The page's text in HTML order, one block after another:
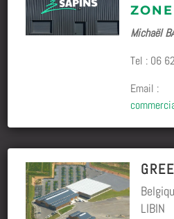
Michaël
Tel : 06
Email :
LIBIN